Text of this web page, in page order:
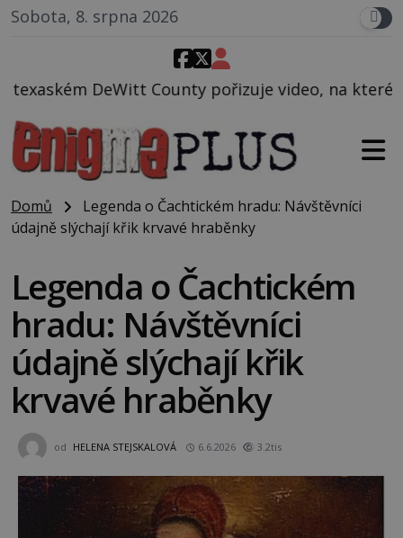
Sobota, 8. srpna 2026
pořizuje video, na kterém před jeho vozem
Domů
Legenda o Čachtickém hradu: Návštěvníci
údajně slýchají křik krvavé hraběnky
Legenda o Čachtickém
hradu: Návštěvníci
údajně slýchají křik
krvavé hraběnky
od HELENA STEJSKALOVÁ 6.6.2026 3.2tis